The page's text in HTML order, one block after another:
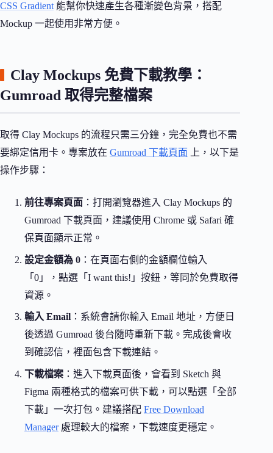
CSS Gradient 能幫你快速產生各種漸變色背景，搭配
Mockup 一起使用非常方便。
Clay Mockups 免費下載教學：
Gumroad 取得完整檔案
取得 Clay Mockups 的流程只需三分鐘，完全免費也不需
要綁定信用卡。專案放在 Gumroad 下載頁面 上，以下是
操作步驟：
前往專案頁面 ：打開瀏覽器進入 Clay Mockups 的
Gumroad 下載頁面，建議使用 Chrome 或 Safari 確
保頁面顯示正常。
設定金額為 0 ：在頁面右側的金額欄位輸入
「0」，點選「I want this!」按鈕，等同於免費取得
資源。
輸入 Email ：系統會請你輸入 Email 地址，方便日
後透過 Gumroad 後台隨時重新下載。完成後會收
到確認信，裡面包含下載連結。
下載檔案 ：進入下載頁面後，會看到 Sketch 與
Figma 兩種格式的檔案可供下載，可以點選「全部
下載」一次打包。建議搭配 Free Download
Manager處理較大的檔案，下載速度更穩定。